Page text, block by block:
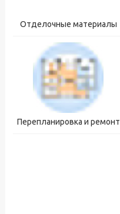
Отделочные материалы
Перепланировка и ремонт